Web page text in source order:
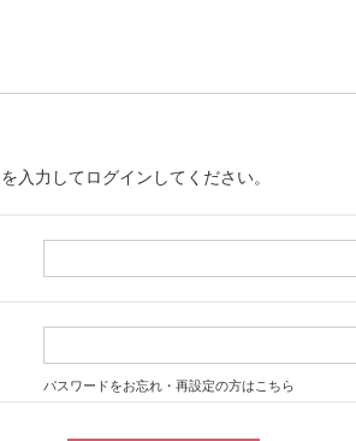
入力してログインしてください。
パスワードをお忘れ・再設定の方はこちら